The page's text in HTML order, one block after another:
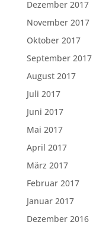
Dezember 2017
November 2017
Oktober 2017
September 2017
August 2017
Juli 2017
Juni 2017
Mai 2017
April 2017
März 2017
Februar 2017
Januar 2017
Dezember 2016